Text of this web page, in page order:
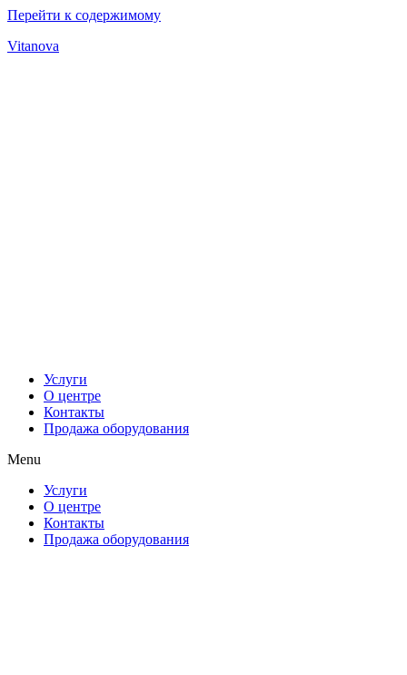
Перейти к содержимому
Vitanova
Услуги
О центре
Контакты
Продажа оборудования
Menu
Услуги
О центре
Контакты
Продажа оборудования